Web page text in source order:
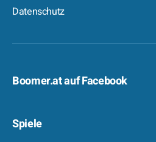
Datenschutz
Boomer.at auf Facebook
Spiele